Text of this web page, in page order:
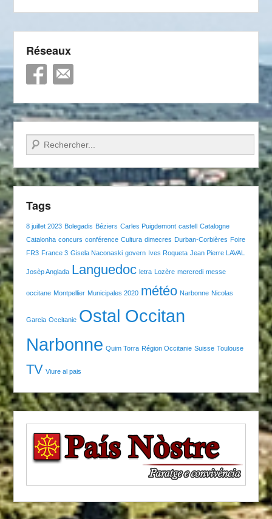
Réseaux
Recherche
Tags
8 juillet 2023 Bolegadis Béziers Carles Puigdemont castell
Catalogne
Catalonha concurs conférence Cultura dimecres Durban-Corbières Foire
FR3 France 3 Gisela Naconaski govern Ives Roqueta Jean Pierre LAVAL
Josèp Anglada Languedoc letra Lozère mercredi messe
occitane Montpellier Municipales 2020 météo Narbonne Nicolas
Garcia Occitanie Ostal Occitan
Narbonne Quim Torra Région Occitanie Suisse Toulouse
TV Viure al pais